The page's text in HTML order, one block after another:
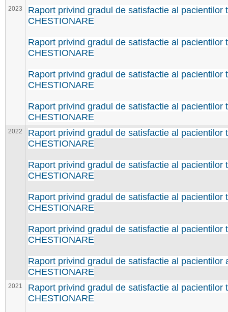
2023
Raport privind gradul de satisfactie al pacientilor
CHESTIONARE
Raport privind gradul de satisfactie al pacientilor
CHESTIONARE
Raport privind gradul de satisfactie al pacientilor
CHESTIONARE
Raport privind gradul de satisfactie al pacientilor
CHESTIONARE
2022
Raport privind gradul de satisfactie al pacientilor
CHESTIONARE
Raport privind gradul de satisfactie al pacientilor
CHESTIONARE
Raport privind gradul de satisfactie al pacientilor
CHESTIONARE
Raport privind gradul de satisfactie al pacientilor
CHESTIONARE
Raport privind gradul de satisfactie al pacientilor
CHESTIONARE
2021
Raport privind gradul de satisfactie al pacientilor
CHESTIONARE